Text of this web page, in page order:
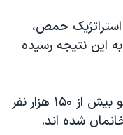
حمص،
این نتیجه رسیده
از زمان آغاز درگیری ها در سوریه تاکنو بیش از ۱۵۰ هزار نفر